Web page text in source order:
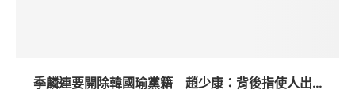
季麟連要開除韓國瑜黨籍 趙少康：背後指使人出...